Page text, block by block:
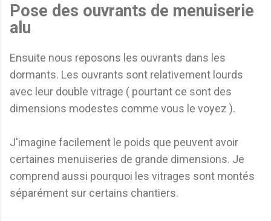
Pose des ouvrants de menuiserie
alu
Ensuite nous reposons les ouvrants dans les
dormants. Les ouvrants sont relativement lourds
avec leur double vitrage ( pourtant ce sont des
dimensions modestes comme vous le voyez ).
J'imagine facilement le poids que peuvent avoir
certaines menuiseries de grande dimensions. Je
comprend aussi pourquoi les vitrages sont montés
séparément sur certains chantiers.